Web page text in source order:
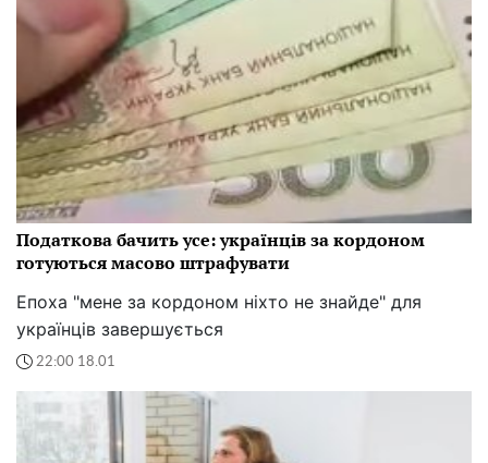
Податкова бачить усе: українців за кордоном
готуються масово штрафувати
Епоха "мене за кордоном ніхто не знайде" для
українців завершується
22:00 18.01